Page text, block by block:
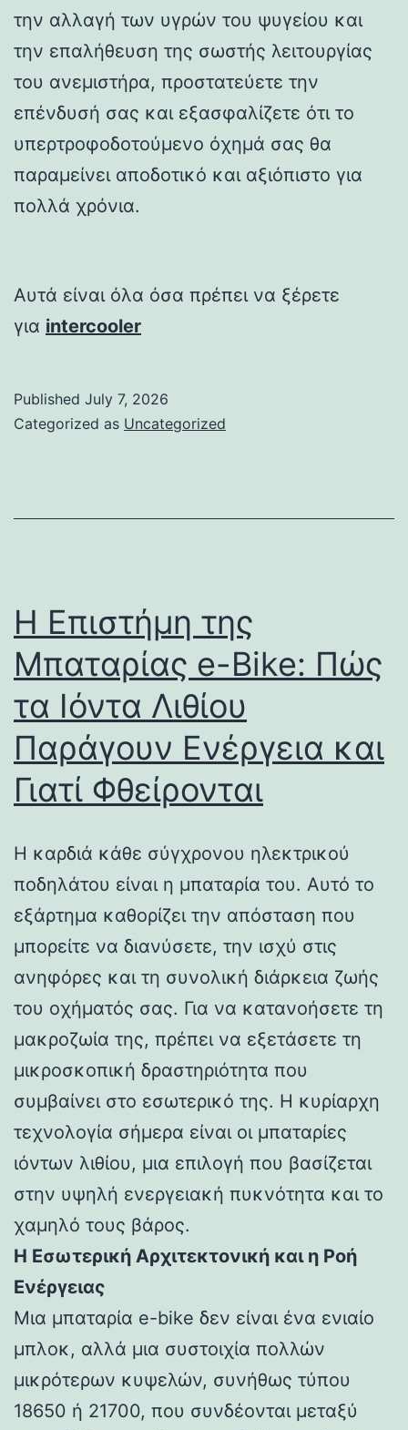
την αλλαγή των υγρών του ψυγείου και
την επαλήθευση της σωστής λειτουργίας
του ανεμιστήρα, προστατεύετε την
επένδυσή σας και εξασφαλίζετε ότι το
υπερτροφοδοτούμενο όχημά σας θα
παραμείνει αποδοτικό και αξιόπιστο για
πολλά χρόνια.
Αυτά είναι όλα όσα πρέπει να ξέρετε
για intercooler
Published July 7, 2026
Categorized as Uncategorized
Η Επιστήμη της
Μπαταρίας e-Bike: Πώς
τα Ιόντα Λιθίου
Παράγουν Ενέργεια και
Γιατί Φθείρονται
Η καρδιά κάθε σύγχρονου ηλεκτρικού
ποδηλάτου είναι η μπαταρία του. Αυτό το
εξάρτημα καθορίζει την απόσταση που
μπορείτε να διανύσετε, την ισχύ στις
ανηφόρες και τη συνολική διάρκεια ζωής
του οχήματός σας. Για να κατανοήσετε τη
μακροζωία της, πρέπει να εξετάσετε τη
μικροσκοπική δραστηριότητα που
συμβαίνει στο εσωτερικό της. Η κυρίαρχη
τεχνολογία σήμερα είναι οι μπαταρίες
ιόντων λιθίου, μια επιλογή που βασίζεται
στην υψηλή ενεργειακή πυκνότητα και το
χαμηλό τους βάρος.
Η Εσωτερική Αρχιτεκτονική και η Ροή
Ενέργειας
Μια μπαταρία e-bike δεν είναι ένα ενιαίο
μπλοκ, αλλά μια συστοιχία πολλών
μικρότερων κυψελών, συνήθως τύπου
18650 ή 21700, που συνδέονται μεταξύ